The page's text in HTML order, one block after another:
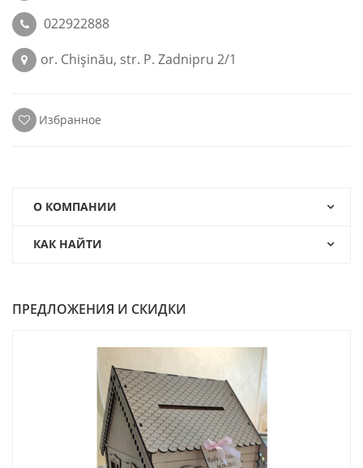
022922888
or. Chişinău, str. P. Zadnipru 2/1
Избранное
О КОМПАНИИ
КАК НАЙТИ
ПРЕДЛОЖЕНИЯ И СКИДКИ